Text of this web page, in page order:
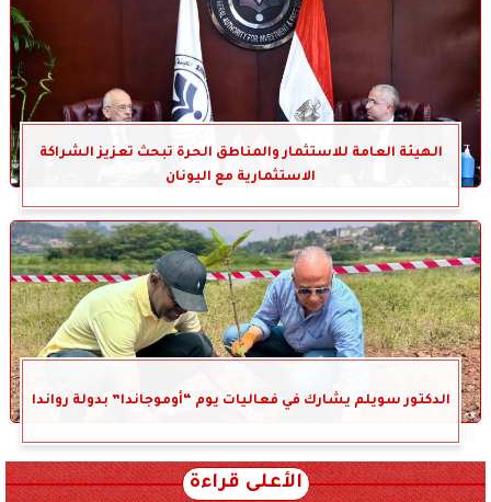
الهيئة العامة للاستثمار والمناطق الحرة تبحث تعزيز الشراكة
الاستثمارية مع اليونان
الدكتور سويلم يشارك في فعاليات يوم “أوموجاندا” بدولة رواندا
الأعلى قراءة